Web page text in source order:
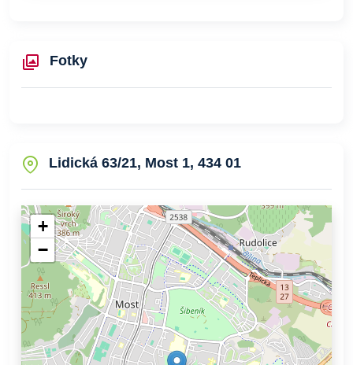
Fotky
Lidická 63/21, Most 1, 434 01
+
−